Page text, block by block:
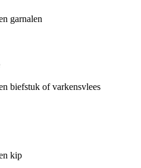
garnalen
biefstuk of varkensvlees
kip